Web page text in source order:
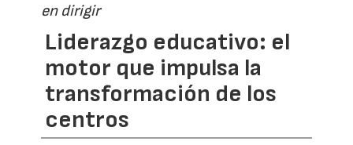
en dirigir
Liderazgo educativo: el
motor que impulsa la
transformación de los
centros